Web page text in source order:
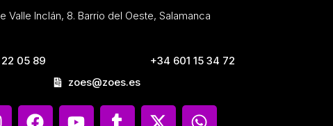
Valle Inclán, 8. Barrio del Oeste, Salamanca
05 89
+34 601 15 34 72
zoes@zoes.es